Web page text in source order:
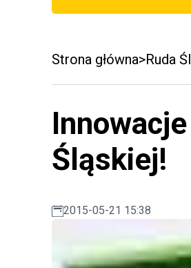
Strona główna Ruda
Śląskiej!
2015-05-21 15:38